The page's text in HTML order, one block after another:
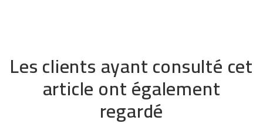
Les clients ayant consulté cet
article ont également
regardé